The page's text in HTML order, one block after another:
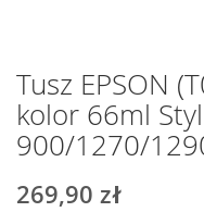
Przejdź
na
początek
galerii
Tusz EPSON
kolor 66ml
900/1270/
269,90 zł